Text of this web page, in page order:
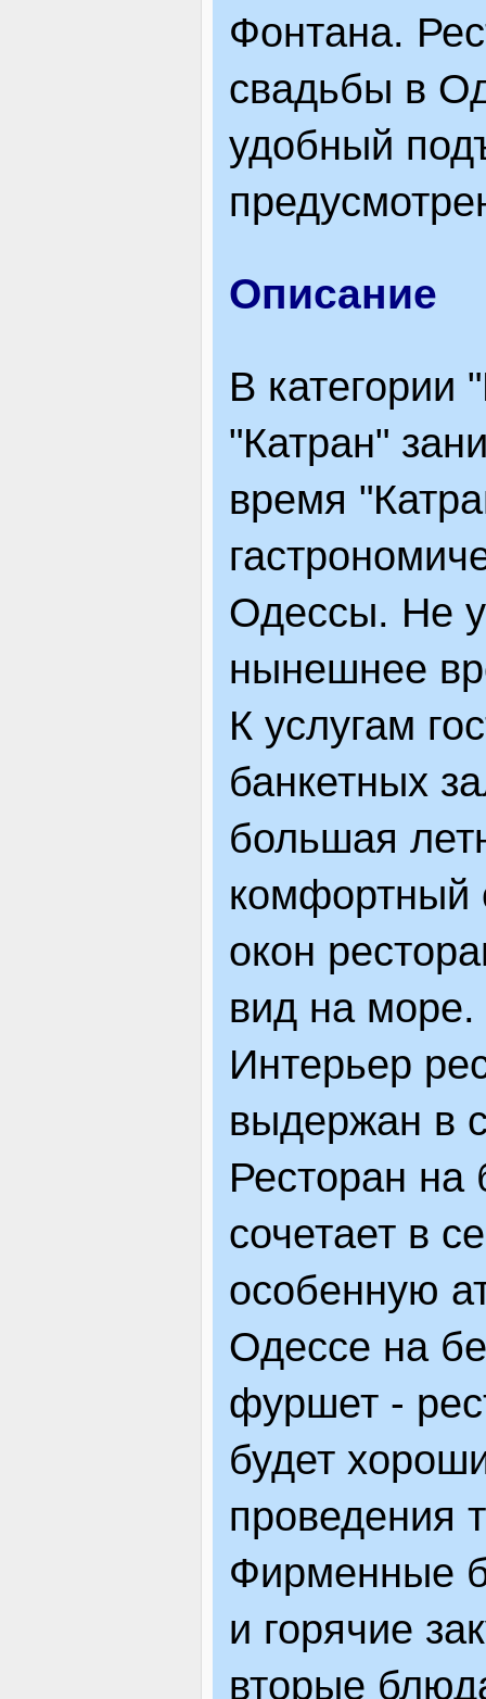
ОГОЛОШЕННЯ
ЯК ДОЇХАТИ
Фонтана.
свадьбы в
удобный
Описание
В категории
"Катран"
время
Одессы. Не
нынешнее
К услугам
банкетных
большая
комфортный
окон
вид на море.
Интерьер
выдержан в
Ресторан на
сочетает в
особенную
Одессе на
фуршет -
будет
проведения
Фирменные
и горячие
вторые